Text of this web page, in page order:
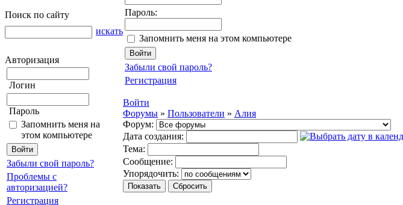
Поиск по сайту
искать
Авторизация
Логин
Пароль
Запомнить меня на
этом компьютере
Забыли свой пароль?
Проблемы с
авторизацией?
Регистрация
Пароль:
Запомнить меня на этом компьютере
Забыли свой пароль?
Регистрация
Войти
Форумы » Пользователи » Алия
Форум:
Дата создания:
Тема:
Cooбщение:
Упорядочить: